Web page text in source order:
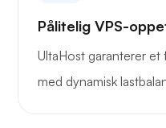
Pålitelig VPS-
UltaHost garanterer et
med dynamisk